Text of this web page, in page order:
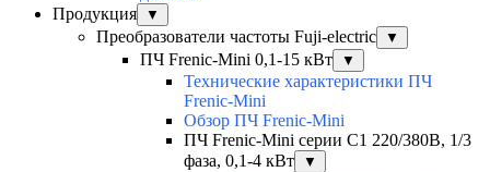
Продукция
▼
Преобразователи частоты Fuji-electric ▼
ПЧ Frenic-Mini 0,1-15 кВт ▼
Технические характеристики ПЧ
Frenic-Mini
Обзор ПЧ Frenic-Mini
ПЧ Frenic-Mini серии C1 220/380В, 1/3
фаза, 0,1-4 кВт
▼